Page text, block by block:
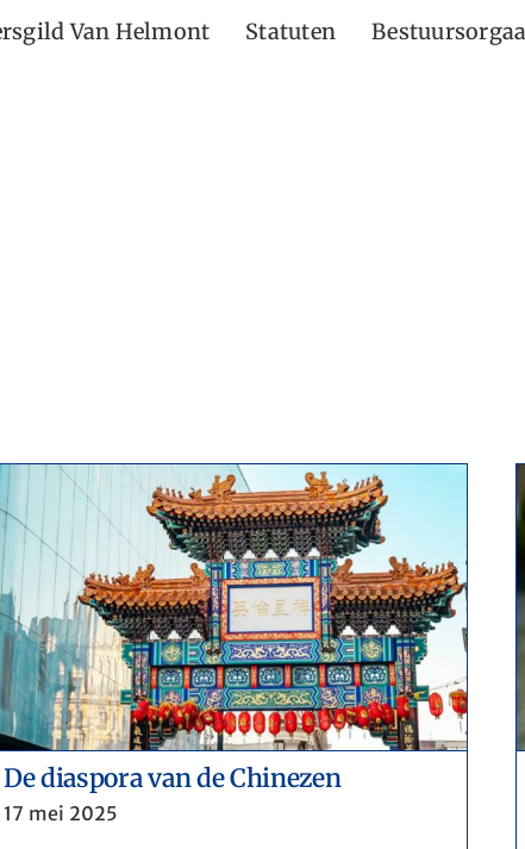
Van Helmont Statuten
De diaspora van de Chinezen
17 mei 2025
De ethiek van de huisarts